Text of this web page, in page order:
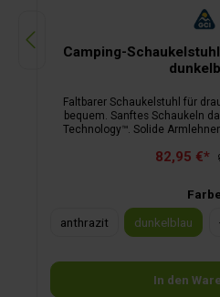
Camping-
Faltbarer Schaukelstuhl für
bequem. Sanftes Schaukeln
Technology™. Solide
82,95 €*
anthrazit
dunkelblau
In den